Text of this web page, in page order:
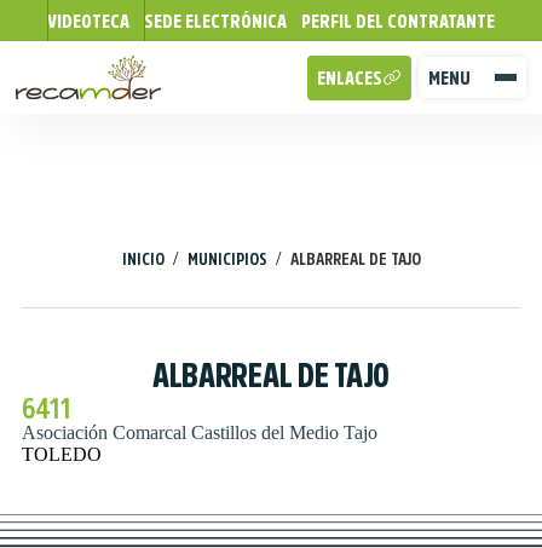
VIDEOTECA SEDE ELECTRÓNICA PERFIL DEL CONTRATANTE
MENU
ENLACES
INICIO / MUNICIPIOS / ALBARREAL DE TAJO
ALBARREAL DE TAJO
6411
Asociación Comarcal Castillos del Medio Tajo
TOLEDO